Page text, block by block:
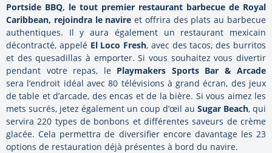
Portside BBQ, le tout premier restaurant barbecue de Royal
Caribbean, rejoindra le navire et offrira des plats au barbecue
authentiques. Il y aura également un restaurant mexicain
décontracté, appelé El Loco Fresh, avec des tacos, des burritos
et des quesadillas à emporter. Si vous souhaitez vous divertir
pendant votre repas, le Playmakers Sports Bar & Arcade
sera l’endroit idéal avec 80 télévisions à grand écran, des jeux
de table et d’arcade, des encas et de la bière. Si vous aimez les
mets sucrés, jetez également un coup d’œil au Sugar Beach, qui
servira 220 types de bonbons et différentes saveurs de crème
glacée. Cela permettra de diversifier encore davantage les 23
options de restauration déjà présentes à bord du navire.